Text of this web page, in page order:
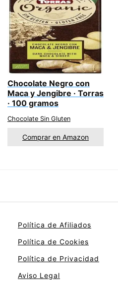
Chocolate Negro con
Maca y Jengibre · Torras
· 100 gramos
Chocolate Sin Gluten
Comprar en Amazon
Política de Afiliados
Política de Cookies
Política de Privacidad
Aviso Legal